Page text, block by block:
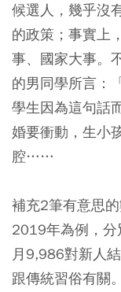
候選人，幾乎沒
的政策；事實上
事、國家大事。
的男同學所言：
學生因為這句話
婚要衝動，生小
腔……
補充2筆有意思
2019年為例，
月9,986對新人
跟傳統習俗有關。